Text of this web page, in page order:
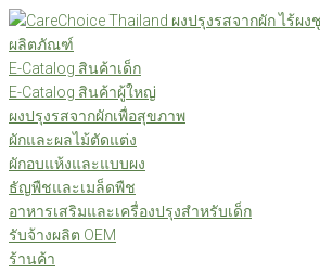
Skip
to
content
ผลิตภัณฑ์
E-Catalog สินค้าเด็ก
E-Catalog สินค้าผู้ใหญ่
ผงปรุงรสจากผักเพื่อสุขภาพ
ผักและผลไม้ตัดแต่ง
ผักอบแห้งและแบบผง
ธัญพืชและเมล็ดพืช
อาหารเสริมและเครื่องปรุงสำหรับเด็ก
รับจ้างผลิต OEM
ร้านค้า